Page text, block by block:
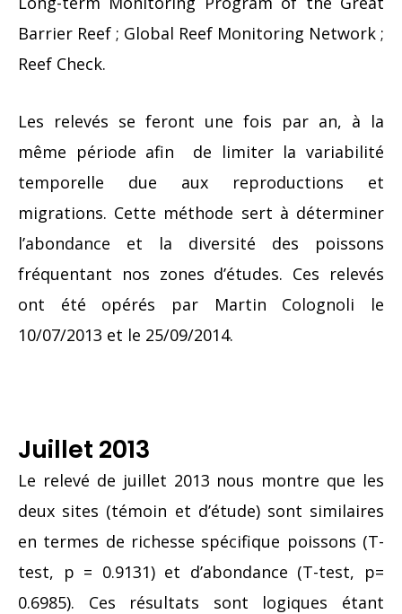
Barrier Reef ; Global Reef Monitoring Network ;
Reef Check.
Les relevés se feront une fois par an, à la
même période afin de limiter la variabilité
temporelle due aux reproductions et
migrations. Cette méthode sert à déterminer
l’abondance et la diversité des poissons
fréquentant nos zones d’études. Ces relevés
ont été opérés par Martin Colognoli le
10/07/2013 et le 25/09/2014.
Juillet 2013
Le relevé de juillet 2013 nous montre que les
deux sites (témoin et d’étude) sont similaires
en termes de richesse spécifique poissons (T-
test, p = 0.9131) et d’abondance (T-test, p=
0.6985). Ces résultats sont logiques étant